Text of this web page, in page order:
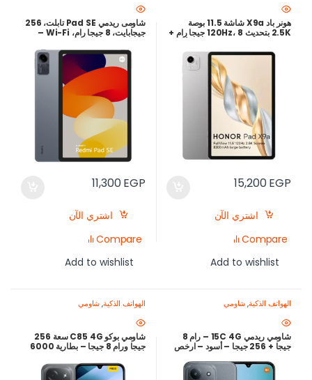
هونر باد X9a شاشة 11.5 بوصة
2.5K بتحديث 120Hz، 8 جيجا رام +
شحن 35 واط – أفضل سعر في
15,200EGP
اشتري الآن
Compare
Add to wishlist
شاومى ريدمي Pad SE تابلت، 256
جيجابايت، 8 جيجا رام، Wi-Fi –
11,300EGP
اشتري الآن
Compare
Add to wishlist
الهواتف الذكية,شاومي
شاومي ريدمي 15C 4G – رام 8
جيجا + 256 جيجا – أسود – ارخص
الهواتف الذكية,شاومي
شاومي بوكو C85 4G سعة 256
جيجا ورام 8 جيجا – بطارية 6000